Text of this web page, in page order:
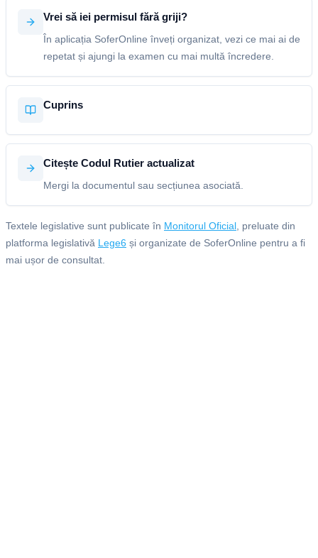
Vrei să iei permisul fără griji?
În aplicația SoferOnline înveți organizat, vezi ce mai ai de
repetat și ajungi la examen cu mai multă încredere.
Cuprins
Citește Codul Rutier actualizat
Mergi la documentul sau secțiunea asociată.
Textele legislative sunt publicate în Monitorul Oficial , preluate din
platforma legislativă Lege6 și organizate de SoferOnline pentru a fi
mai ușor de consultat.